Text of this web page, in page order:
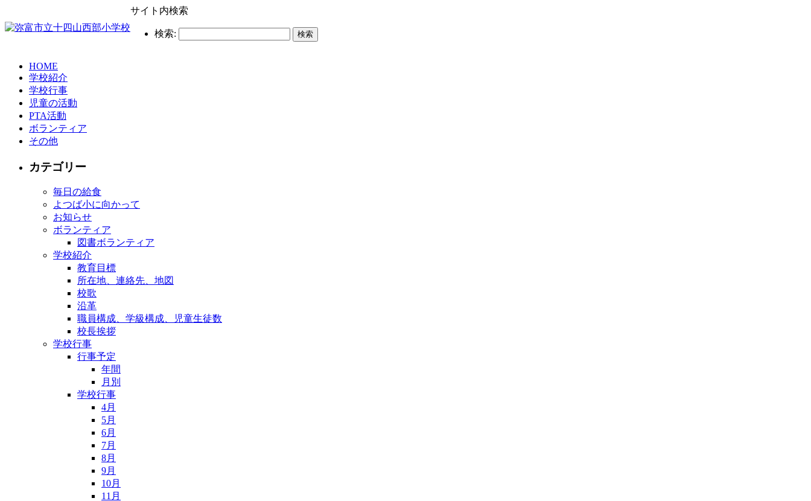
サイト内検索
検索:
HOME
学校紹介
学校行事
児童の活動
PTA活動
ボランティア
その他
カテゴリー
毎日の給食
よつば小に向かって
お知らせ
ボランティア
図書ボランティア
学校紹介
教育目標
所在地、連絡先、地図
校歌
沿革
職員構成、学級構成、児童生徒数
校長挨拶
学校行事
行事予定
年間
月別
学校行事
4月
5月
6月
7月
8月
9月
10月
11月